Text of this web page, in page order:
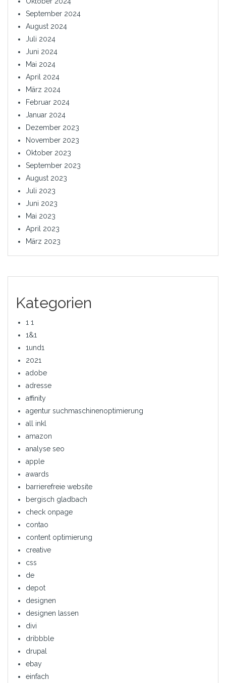
September 2024
August 2024
Juli 2024
Juni 2024
Mai 2024
April 2024
März 2024
Februar 2024
Januar 2024
Dezember 2023
November 2023
Oktober 2023
September 2023
August 2023
Juli 2023
Juni 2023
Mai 2023
April 2023
März 2023
Kategorien
1 1
1&1
1und1
2021
adobe
adresse
affinity
agentur suchmaschinenoptimierung
all inkl
amazon
analyse seo
apple
awards
barrierefreie website
bergisch gladbach
check onpage
contao
content optimierung
creative
css
de
depot
designen
designen lassen
divi
dribbble
drupal
ebay
einfach